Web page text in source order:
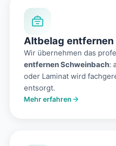
Altbelag entfernen
Wir übernehmen das
entfernen Schweinbach:
oder Laminat wird
entsorgt.
Mehr erfahren